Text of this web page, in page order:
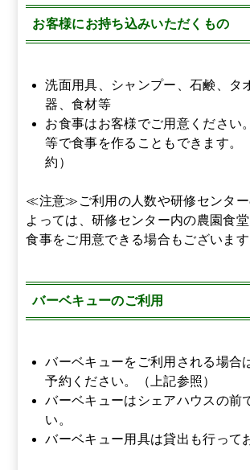
お客様にお持ち込みいただくもの
洗面用具、シャンプー、石鹸、タ
器、食材等
お食事はお客様でご用意ください
等で食事を作ることもできます。
約）
≪注意≫ご利用の人数や研修センター
よっては、研修センター内の農園食
食事をご用意できる場合もございます
バーベキューのご利用
バーベキューをご利用される場合
予約ください。（上記参照）
バーベキューはシェアハウスの前
い。
バーベキュー用具は貸出も行って